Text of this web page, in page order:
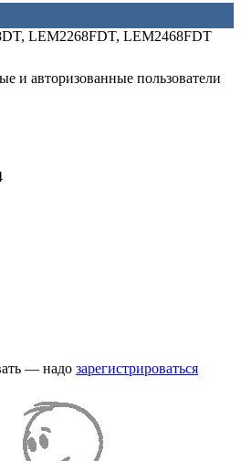
LEM2268FDT, LEM2468FDT
и авторизованные пользователи
— надо зарегистрироваться